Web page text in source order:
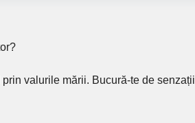
valurile mării. Bucură-te de senzații